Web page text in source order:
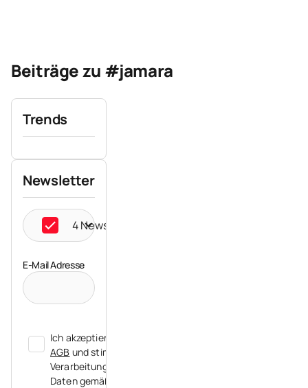
Beiträge zu #jamara
Trends
Newsletter
4 Newsletter ausgewählt
E-Mail Adresse
Ich akzeptiere die
AGB und stimme der
Verarbeitung meiner
Daten gemäß der